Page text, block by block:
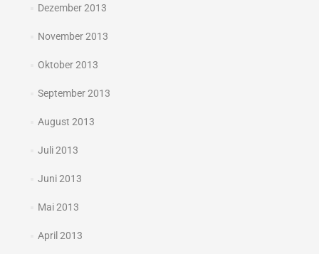
Dezember 2013
November 2013
Oktober 2013
September 2013
August 2013
Juli 2013
Juni 2013
Mai 2013
April 2013